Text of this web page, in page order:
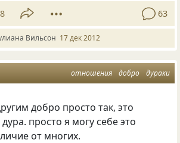
63
Вильсон 17 дек 2012
отношения добро дураки
добро просто так, это
просто я могу себе это
от многих.